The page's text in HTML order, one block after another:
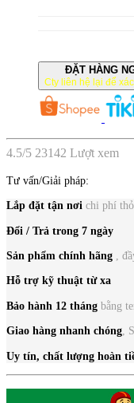
ĐẶT HÀNG
Cty liên hệ lại để
4.5/5 23142 Lượt xem
Tư vấn/Giải pháp:
Lắp đặt tận nơi chi phí
Đổi / Trả trong 7 ngày
Sản phẩm chính hãng
,
Hỗ trợ kỹ thuật từ xa
Bảo hành 12 tháng bằng
Giao hàng nhanh chóng,
Uy tín, chất lượng hoàn